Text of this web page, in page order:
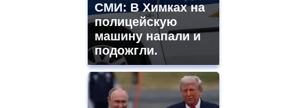
СМИ: В Химках на
полицейскую
машину напали и
подожгли.